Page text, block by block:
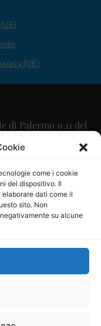
come i cookie
del dispositivo. Il
dati come il
sito. Non
su alcune
(UE)
Palermo n.11 del
Scaglione
Calabrese
a r.l. è
Comunicazione al